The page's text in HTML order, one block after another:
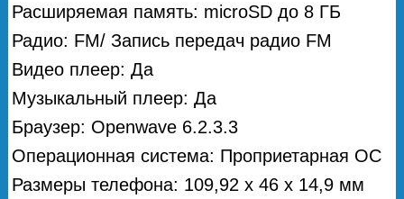
Расширяемая память: microSD до 8 ГБ
Радио: FM/ Запись передач радио FM
Видео плеер: Да
Музыкальный плеер: Да
Браузер: Openwave 6.2.3.3
Операционная система: Проприетарная ОС
Размеры телефона: 109,92 x 46 x 14,9 мм